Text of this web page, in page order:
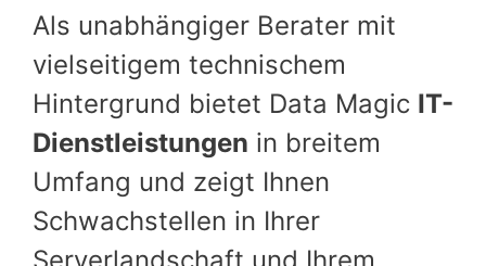
Als unabhängiger Berater mit
vielseitigem technischem
Hintergrund bietet Data Magic IT-
Dienstleistungen in breitem
Umfang und zeigt Ihnen
Schwachstellen in Ihrer